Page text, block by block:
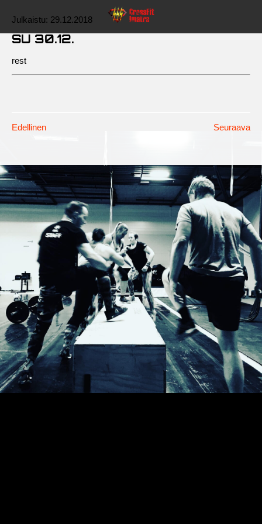
Julkaistu: 29.12.2018
SU 30.12.
rest
Edellinen Seuraava